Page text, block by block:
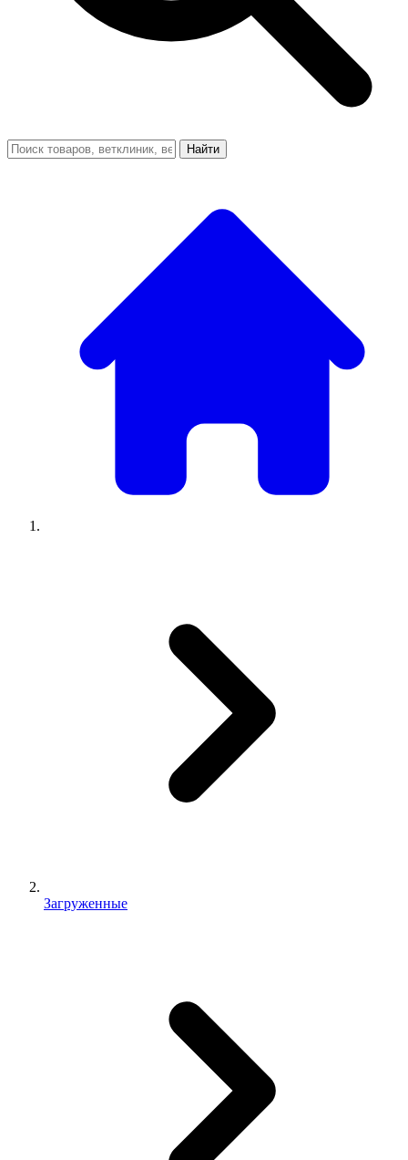
Найти
Загруженные